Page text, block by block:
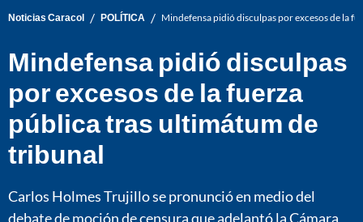
Noticias Caracol / POLÍTICA / Mindefensa pidió disculpas por excesos de la
Mindefensa pidió disculpas
por excesos de la fuerza
pública tras ultimátum de
tribunal
Carlos Holmes Trujillo se pronunció en medio del
debate de moción de censura que adelantó la Cámara